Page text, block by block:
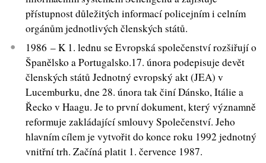
přístupnost důležitých informací policejním i celním
orgánům jednotlivých členských států.
1986 – K 1. lednu se Evropská společenství rozšiřují o
Španělsko a Portugalsko.17. února podepisuje devět
členských států Jednotný evropský akt (JEA) v
Lucemburku, dne 28. února tak činí Dánsko, Itálie a
Řecko v Haagu. Je to první dokument, který významně
reformuje zakládající smlouvy Společenství. Jeho
hlavním cílem je vytvořit do konce roku 1992 jednotný
vnitřní trh. Začíná platit 1. července 1987.